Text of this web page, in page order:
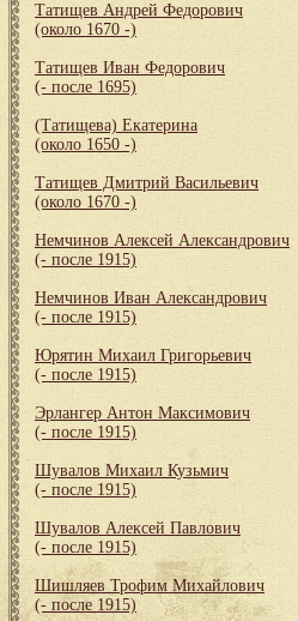
Татищев Андрей Федорович
(около 1670 -)
Татищев Иван Федорович
(- после 1695)
(Татищева) Екатерина
(около 1650 -)
Татищев Дмитрий Васильевич
(около 1670 -)
Немчинов Алексей Александрович
(- после 1915)
Немчинов Иван Александрович
(- после 1915)
Юрятин Михаил Григорьевич
(- после 1915)
Эрлангер Антон Максимович
(- после 1915)
Шувалов Михаил Кузьмич
(- после 1915)
Шувалов Алексей Павлович
(- после 1915)
Шишляев Трофим Михайлович
(- после 1915)